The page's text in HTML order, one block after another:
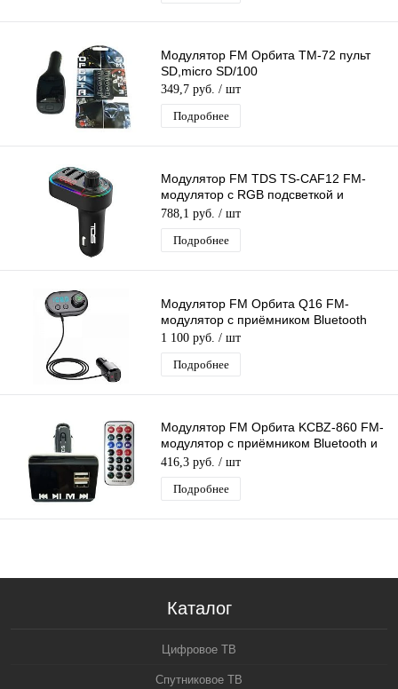
Модулятор FM Орбита TM-72 пульт
SD,micro SD/100
349,7 руб. / шт
Подробнее
Модулятор FM TDS TS-CAF12 FM-
модулятор с RGB подсветкой и
приёмником Bluetooth
788,1 руб. / шт
Подробнее
Модулятор FM Орбита Q16 FM-
модулятор с приёмником Bluetooth
1 100 руб. / шт
Подробнее
Модулятор FM Орбита KCBZ-860 FM-
модулятор с приёмником Bluetooth и
пультом ДУ
416,3 руб. / шт
Подробнее
Каталог
Цифровое ТВ
Спутниковое ТВ